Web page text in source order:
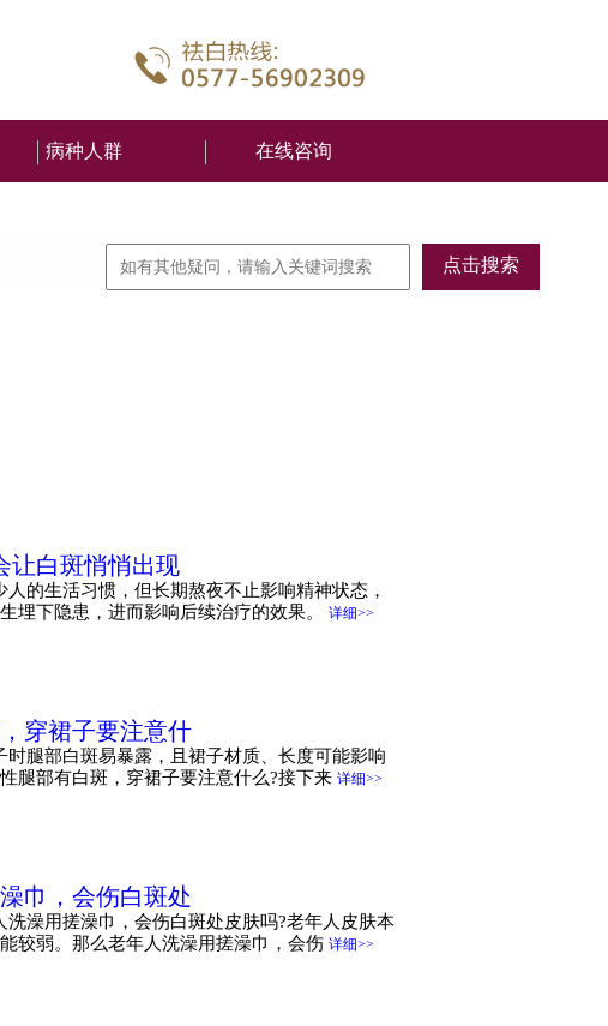
病种人群 在线咨询
点击搜索
让白斑悄悄出现
的生活习惯，但长期熬夜不止影响精神状态，
埋下隐患，进而影响后续治疗的效果。 详细>>
穿裙子要注意什
腿部白斑易暴露，且裙子材质、长度可能影响
腿部有白斑，穿裙子要注意什么?接下来 详细>>
巾，会伤白斑处
澡用搓澡巾，会伤白斑处皮肤吗?老年人皮肤本
较弱。那么老年人洗澡用搓澡巾，会伤 详细>>